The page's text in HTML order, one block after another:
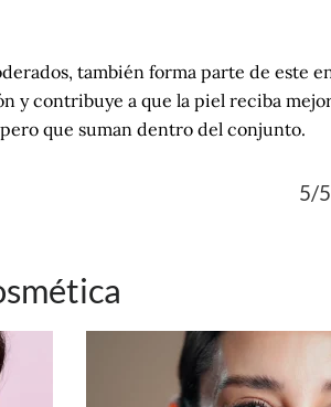
también forma parte de este
y contribuye a que la piel reciba
que suman dentro del conjunto.
5/